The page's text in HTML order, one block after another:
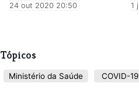
24 out 2020 20:50 1
Tópicos
Ministério da Saúde COVID-19